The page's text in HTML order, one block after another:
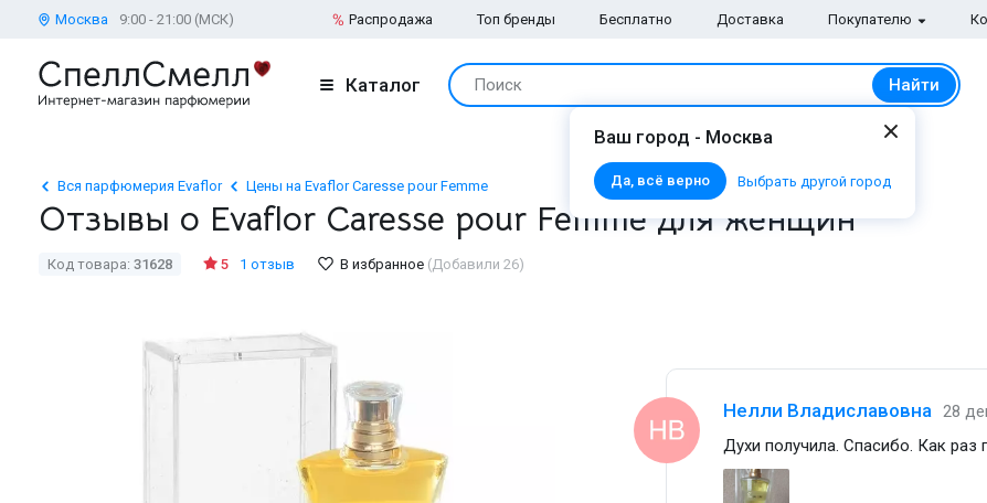
Москва 9:00 - 21:00 (МСК) Распродажа Топ бренды Бесплатно Доставка Покупателю
Каталог Поиск Найти
Ваш город - Москва
Да, всё верно Выбрать другой город
Вся парфюмерия Evaflor Цены на Evaflor Caresse pour Femme
Отзывы о Evaflor Caresse pour Femme для женщин
Код товара: 31628 5 1 отзыв В избранное (Добавили 26)
Нелли Владиславовна
28
Духи получила. Спасибо. Как раз